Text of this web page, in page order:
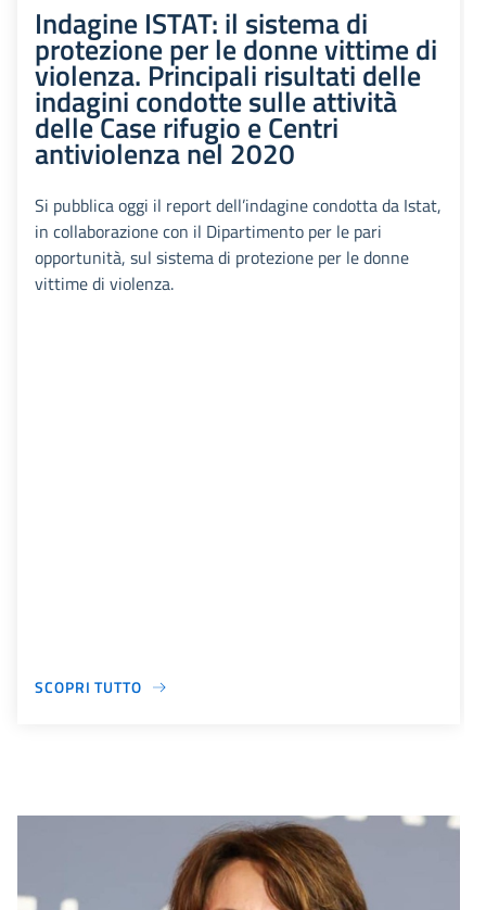
Indagine ISTAT: il sistema di
protezione per le donne vittime di
violenza. Principali risultati delle
indagini condotte sulle attività
delle Case rifugio e Centri
antiviolenza nel 2020
Si pubblica oggi il report dell’indagine condotta da Istat,
in collaborazione con il Dipartimento per le pari
opportunità, sul sistema di protezione per le donne
vittime di violenza.
SCOPRI TUTTO